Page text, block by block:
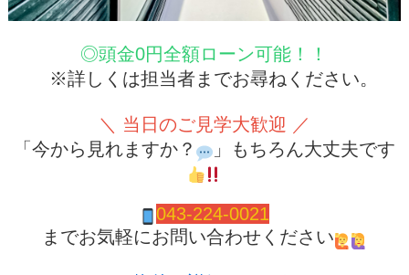
◎頭金0円全額ローン可能！！
※詳しくは担当者までお尋ねください。
＼ 当日のご見学大歓迎 ／
「今から見れますか？
」もちろん大丈夫です
043-224-0021
までお気軽にお問い合わせください